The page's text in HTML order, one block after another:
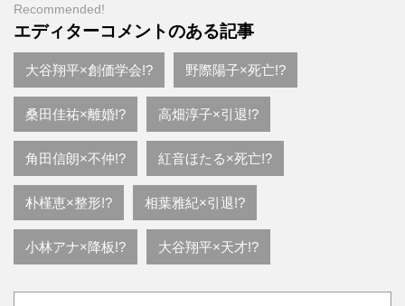
Recommended!
エディターコメントのある記事
大谷翔平×創価学会!? 野際陽子×死亡!?
桑田佳祐×離婚!? 高畑淳子×引退!?
角田信朗×不仲!? 紅音ほたる×死亡!?
朴槿恵×整形!? 相葉雅紀×引退!?
小林アナ×降板!? 大谷翔平×天才!?